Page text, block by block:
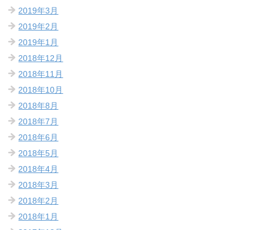
2019年3月
2019年2月
2019年1月
2018年12月
2018年11月
2018年10月
2018年8月
2018年7月
2018年6月
2018年5月
2018年4月
2018年3月
2018年2月
2018年1月